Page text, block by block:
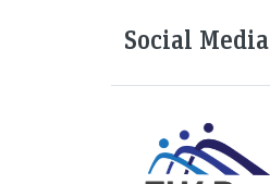
Social Media